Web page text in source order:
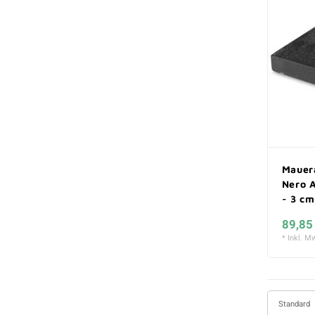
Nero
- 3
* Inkl.
Standard